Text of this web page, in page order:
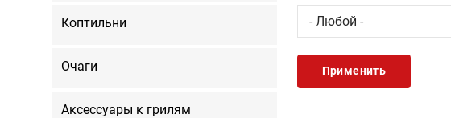
Коптильни
Очаги
Аксессуары к грилям